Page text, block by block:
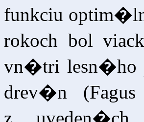
funkciu
rokoch bol
vn�tri lesn�ho
drev�n